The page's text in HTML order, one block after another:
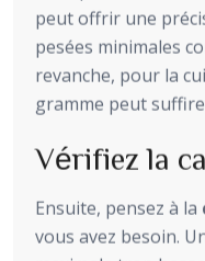
peut offrir une
pesées minimales
revanche, pour la
gramme peut
Vérifiez la
Ensuite, pensez à la
vous avez besoin.